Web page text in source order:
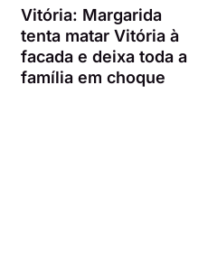
Vitória: Margarida
tenta matar Vitória à
facada e deixa toda a
família em choque